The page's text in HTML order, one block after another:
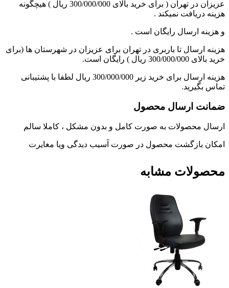
عزیزان در تهران ( برای خرید بالای 300/000/000 ریال ) هیچگونه
هزینه دریافت نمیکند .
و هزینه ارسال رایگان است .
هزینه ارسال تا باربری در تهران برای عزیزان در شهرستان ها (برای
خرید بالای 300/000/000 ریال ) رایگان است.
هزینه ارسال برای خرید زیر 300/000/000 ریال لطفا با پشتیبانی
تماس بگیرید.
ضمانت ارسال محصول
ارسال محصولات به صورت کامل و بدون مشکل ، کاملا سالم
امکان بازگشت محصول در صورت آسیب دیدگی ویا مغایرت
محصولات مشابه